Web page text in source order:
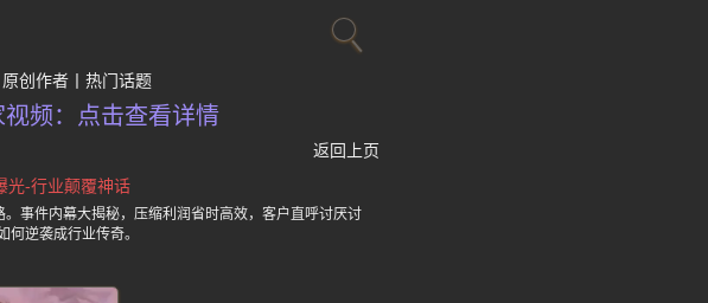
原创作者 热门话题
频：点击查看详情
返回上页
光-行业颠覆神话
事件内幕大揭秘，压缩利润省时高效，客户直呼讨厌讨
逆袭成行业传奇。